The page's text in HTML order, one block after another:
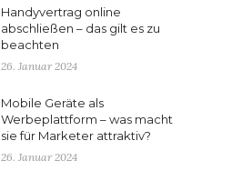
Handyvertrag online
abschließen – das gilt es zu
beachten
26. Januar 2024
Mobile Geräte als
Werbeplattform – was macht
sie für Marketer attraktiv?
26. Januar 2024